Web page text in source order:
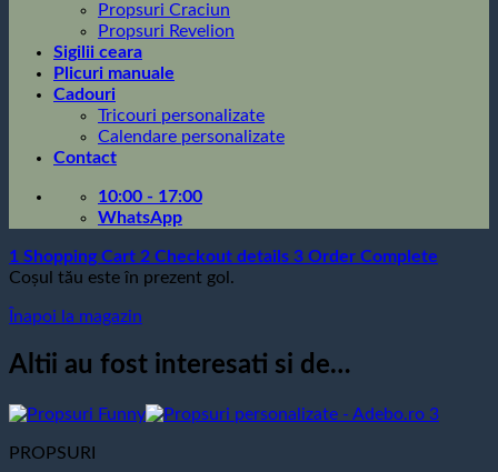
Propsuri Craciun
Propsuri Revelion
Sigilii ceara
Plicuri manuale
Cadouri
Tricouri personalizate
Calendare personalizate
Contact
10:00 - 17:00
WhatsApp
1 Shopping Cart 2 Checkout details 3 Order Complete
Coșul tău este în prezent gol.
Înapoi la magazin
Altii au fost interesati si de…
PROPSURI